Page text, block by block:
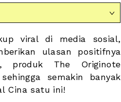

viral di media sosial,
ulasan positifnya
produk The Originote
sehingga semakin banyak
Cina satu ini!